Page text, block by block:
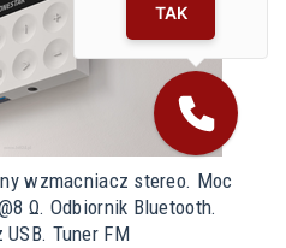
wzmacniacz stereo. Moc
Ω. Odbiornik Bluetooth.
Tuner FM
TAK